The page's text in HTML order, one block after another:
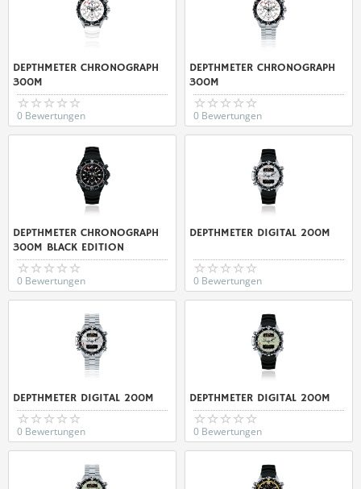
DEPTHMETER CHRONOGRAPH
300M
0 Bewertungen
DEPTHMETER CHRONOGRAPH
300M
0 Bewertungen
DEPTHMETER CHRONOGRAPH
300M BLACK EDITION
0 Bewertungen
DEPTHMETER DIGITAL 200M
0 Bewertungen
DEPTHMETER DIGITAL 200M
0 Bewertungen
DEPTHMETER DIGITAL 200M
0 Bewertungen